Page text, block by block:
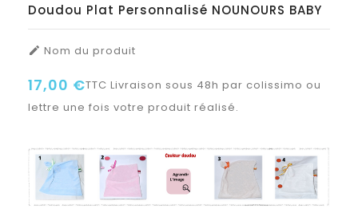
Doudou Plat Personnalisé NOUNOURS BABY
 Nom du produit
17,00 €TTC Livraison sous 48h par colissimo ou
lettre une fois votre produit réalisé.